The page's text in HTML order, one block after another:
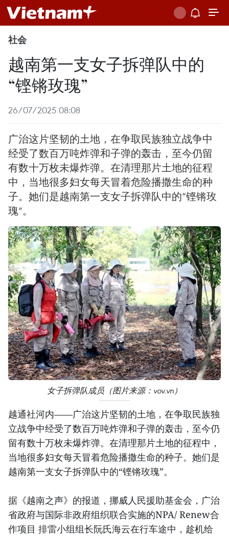
社会
越南第一支女子拆弹队中的
“铿锵玫瑰”
26/07/2025 08:08
广治这片坚韧的土地，在争取民族独立战争中
经受了数百万吨炸弹和子弹的轰击，至今仍留
有数十万枚未爆炸弹。在清理那片土地的征程
中，当地很多妇女每天冒着危险播撒生命的种
子。她们是越南第一支女子拆弹队中的“铿锵玫
瑰”。
女子拆弹队成员（图片来源：vov.vn）
越通社河内——广治这片坚韧的土地，在争取民族独
立战争中经受了数百万吨炸弹和子弹的轰击，至今仍
留有数十万枚未爆炸弹。在清理那片土地的征程中，
当地很多妇女每天冒着危险播撒生命的种子。她们是
越南第一支女子拆弹队中的“铿锵玫瑰”。
据《越南之声》的报道，挪威人民援助基金会，广治
省政府与国际非政府组织联合实施的NPA/ Renew合
作项目 排雷小组组长阮氏海云在行车途中，趁机给